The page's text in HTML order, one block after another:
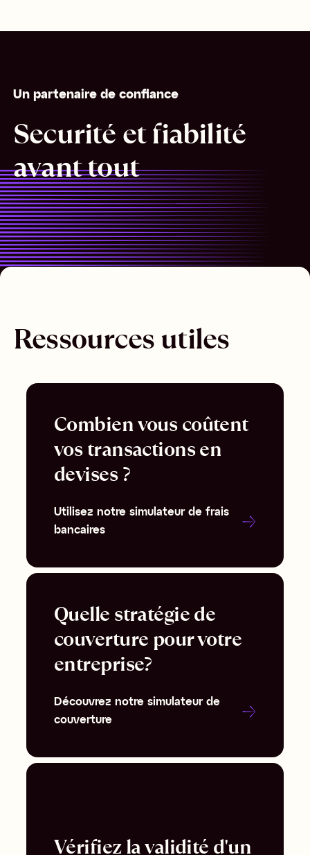
Un partenaire de confiance
Securité et fiabilité
avant tout
Ressources utiles
Combien vous coûtent
vos transactions en
devises ?
Utilisez notre simulateur de frais
bancaires
Quelle stratégie de
couverture pour votre
entreprise?
Découvrez notre simulateur de
couverture
Vérifiez la validité d'un